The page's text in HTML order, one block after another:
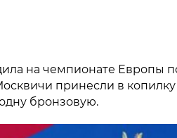
на чемпионате Европы
принесли в
бронзовую.